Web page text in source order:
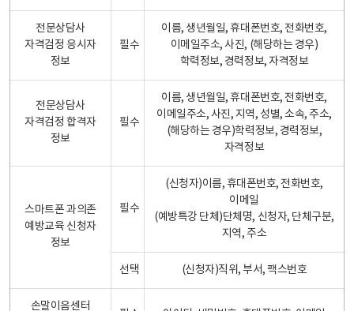
전문상담사
자격검정 응시자
정보
필수
이름, 생년월일, 휴대폰번호, 전화번호,
이메일주소, 사진, (해당하는 경우)
학력정보, 경력정보, 자격정보
전문상담사
자격검정 합격자
정보
필수
이름, 생년월일, 휴대폰번호, 전화번호,
이메일주소, 사진, 지역, 성별, 소속, 주소,
(해당하는 경우)학력정보, 경력정보,
자격정보
스마트폰 과의존
예방교육 신청자
정보
필수
(신청자)이름, 휴대폰번호, 전화번호,
이메일
(예방특강 단체)단체명, 신청자, 단체구분,
지역, 주소
선택 (신청자)직위, 부서, 팩스번호
손말이음센터